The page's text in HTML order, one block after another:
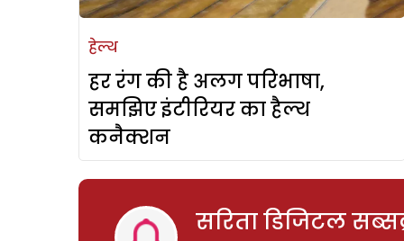
हेल्थ
हर रंग की है अलग परिभाषा,
समझिए इंटीरियर का हैल्थ
कनैक्शन
सरिता डिजिटल